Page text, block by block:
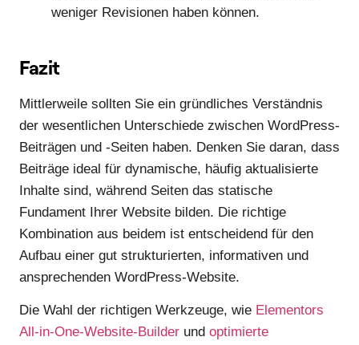
weniger Revisionen haben können.
Fazit
Mittlerweile sollten Sie ein gründliches Verständnis
der wesentlichen Unterschiede zwischen WordPress-
Beiträgen und -Seiten haben. Denken Sie daran, dass
Beiträge ideal für dynamische, häufig aktualisierte
Inhalte sind, während Seiten das statische
Fundament Ihrer Website bilden. Die richtige
Kombination aus beidem ist entscheidend für den
Aufbau einer gut strukturierten, informativen und
ansprechenden WordPress-Website.
Die Wahl der richtigen Werkzeuge, wie Elementors
All-in-One-Website-Builder und optimierte